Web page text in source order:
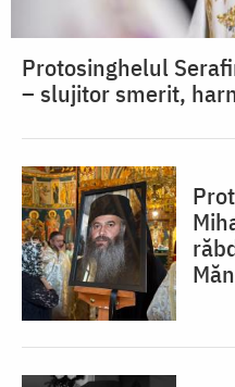
Protosinghelul
– slujitor smerit,